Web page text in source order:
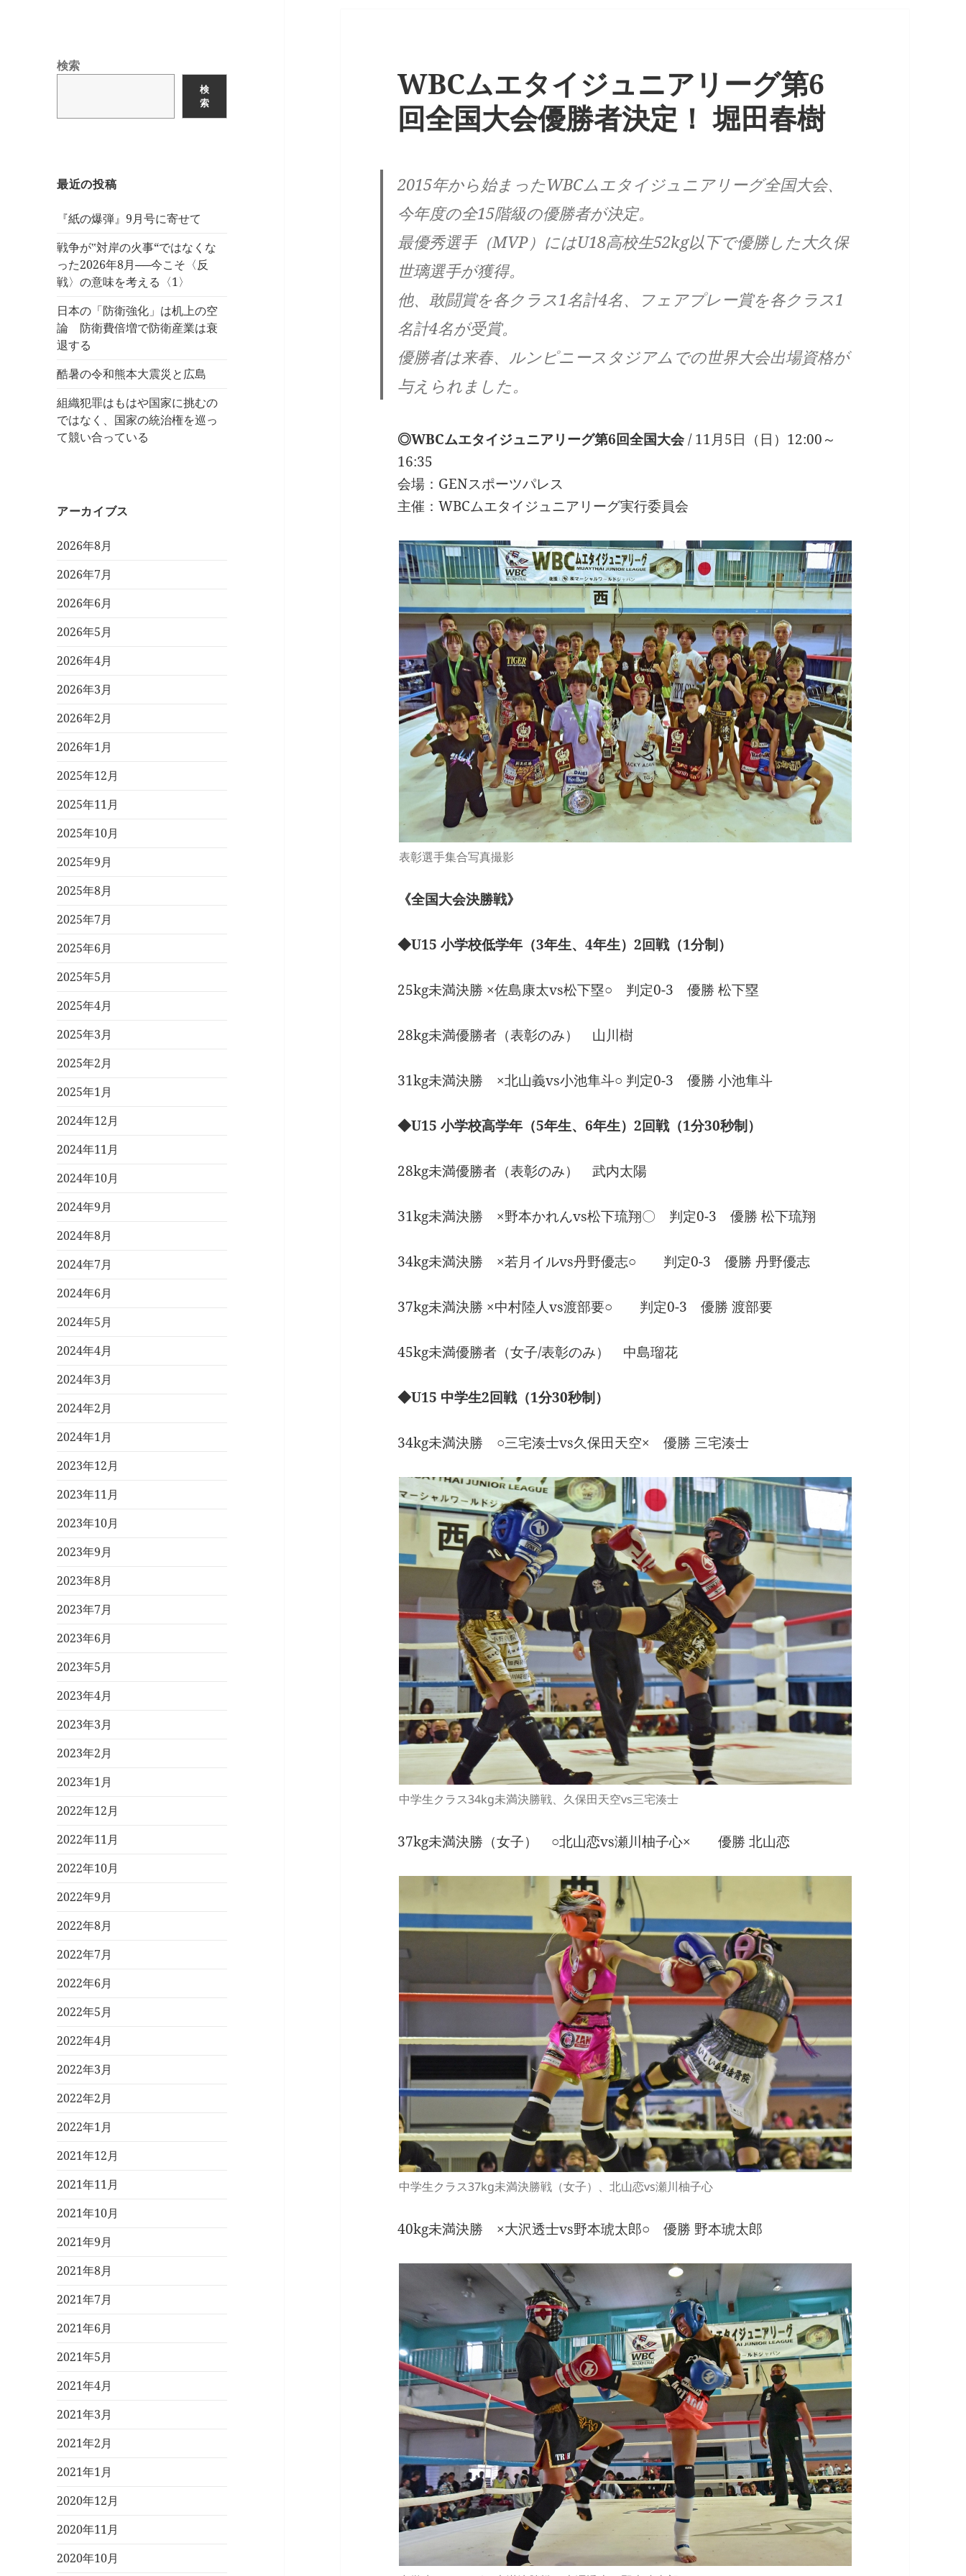
検索
検
索
最近の投稿
『紙の爆弾』9月号に寄せて
戦争が‟対岸の火事“ではなくな
った2026年8月──今こそ〈反
戦〉の意味を考える〈1〉
日本の「防衛強化」は机上の空
論 防衛費倍増で防衛産業は衰
退する
酷暑の令和熊本大震災と広島
組織犯罪はもはや国家に挑むの
ではなく、国家の統治権を巡っ
て競い合っている
アーカイブス
2026年8月
2026年7月
2026年6月
2026年5月
2026年4月
2026年3月
2026年2月
2026年1月
2025年12月
2025年11月
2025年10月
2025年9月
2025年8月
2025年7月
2025年6月
2025年5月
2025年4月
2025年3月
2025年2月
2025年1月
2024年12月
2024年11月
2024年10月
2024年9月
2024年8月
2024年7月
2024年6月
2024年5月
2024年4月
2024年3月
2024年2月
2024年1月
2023年12月
2023年11月
2023年10月
2023年9月
2023年8月
2023年7月
2023年6月
2023年5月
2023年4月
2023年3月
2023年2月
2023年1月
2022年12月
2022年11月
2022年10月
2022年9月
2022年8月
2022年7月
2022年6月
2022年5月
2022年4月
2022年3月
2022年2月
2022年1月
2021年12月
2021年11月
2021年10月
2021年9月
2021年8月
2021年7月
2021年6月
2021年5月
2021年4月
2021年3月
2021年2月
2021年1月
2020年12月
2020年11月
2020年10月
WBCムエタイジュニアリーグ第6
回全国大会優勝者決定！ 堀田春樹
2015年から始まったWBCムエタイジュニアリーグ全国大会、
今年度の全15階級の優勝者が決定。
最優秀選手（MVP）にはU18高校生52kg以下で優勝した大久保
世璃選手が獲得。
他、敢闘賞を各クラス1名計4名、フェアプレー賞を各クラス1
名計4名が受賞。
優勝者は来春、ルンピニースタジアムでの世界大会出場資格が
与えられました。
◎WBCムエタイジュニアリーグ第6回全国大会/ 11月5日（日）12:00～
16:35
会場：GENスポーツパレス
主催：WBCムエタイジュニアリーグ実行委員会
表彰選手集合写真撮影
《全国大会決勝戦》
◆U15 小学校低学年（3年生、4年生）2回戦（1分制）
25kg未満決勝 ×佐島康太vs松下塁○ 判定0-3 優勝 松下塁
28kg未満優勝者（表彰のみ） 山川樹
31kg未満決勝 ×北山義vs小池隼斗○ 判定0-3 優勝 小池隼斗
◆U15 小学校高学年（5年生、6年生）2回戦（1分30秒制）
28kg未満優勝者（表彰のみ） 武内太陽
31kg未満決勝 ×野本かれんvs松下琉翔〇 判定0-3 優勝 松下琉翔
34kg未満決勝 ×若月イルvs丹野優志○ 判定0-3 優勝 丹野優志
37kg未満決勝 ×中村陸人vs渡部要○ 判定0-3 優勝 渡部要
45kg未満優勝者（女子/表彰のみ） 中島瑠花
◆U15 中学生2回戦（1分30秒制）
34kg未満決勝 ○三宅湊士vs久保田天空× 優勝 三宅湊士
中学生クラス34kg未満決勝戦、久保田天空vs三宅湊士
37kg未満決勝（女子） ○北山恋vs瀬川柚子心× 優勝 北山恋
中学生クラス37kg未満決勝戦（女子）、北山恋vs瀬川柚子心
40kg未満決勝 ×大沢透士vs野本琥太郎○ 優勝 野本琥太郎